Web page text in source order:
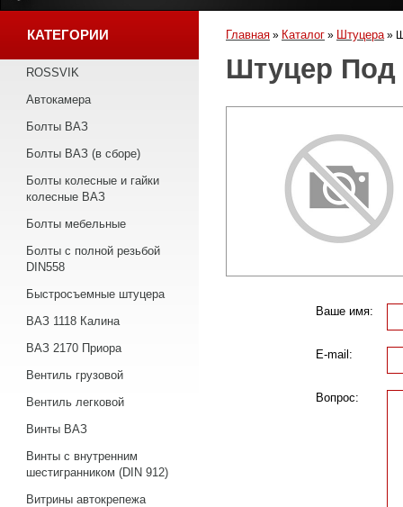
КАТЕГОРИИ
ROSSVIK
Автокамера
Болты ВАЗ
Болты ВАЗ (в сборе)
Болты колесные и гайки
колесные ВАЗ
Болты мебельные
Болты с полной резьбой
DIN558
Быстросъемные штуцера
ВАЗ 1118 Калина
ВАЗ 2170 Приора
Вентиль грузовой
Вентиль легковой
Винты ВАЗ
Винты с внутренним
шестигранником (DIN 912)
Витрины автокрепежа
Главная » Каталог » Штуцера »
Штуцер
Ваше имя:
E-mail:
Вопрос: